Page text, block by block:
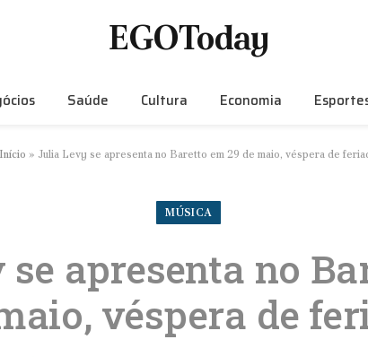
EGOToday
Saúde Cultura Economia
Início » Julia Levy se apresenta no Baretto em 29 de maio, véspera de
MÚSICA
apresenta no
véspera de